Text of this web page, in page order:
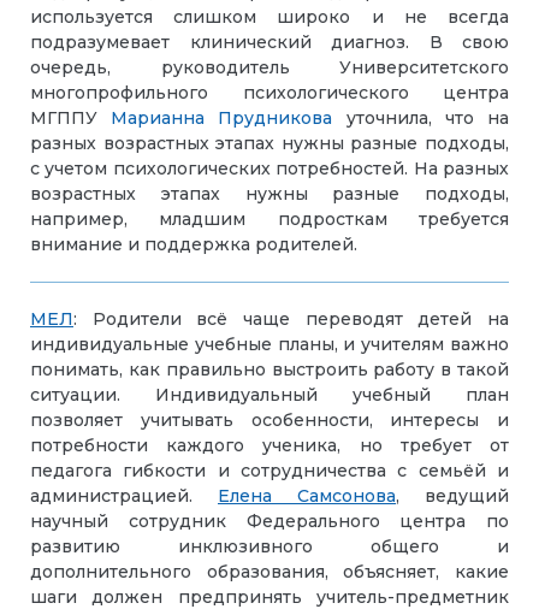
используется слишком широко и не всегда
подразумевает клинический диагноз. В свою
очередь, руководитель Университетского
многопрофильного психологического центра
МГППУ Марианна Прудникова уточнила, что на
разных возрастных этапах нужны разные подходы,
с учетом психологических потребностей. На разных
возрастных этапах нужны разные подходы,
например, младшим подросткам требуется
внимание и поддержка родителей.
МЕЛ: Родители всё чаще переводят детей на
индивидуальные учебные планы, и учителям важно
понимать, как правильно выстроить работу в такой
ситуации. Индивидуальный учебный план
позволяет учитывать особенности, интересы и
потребности каждого ученика, но требует от
педагога гибкости и сотрудничества с семьёй и
администрацией. Елена Самсонова, ведущий
научный сотрудник Федерального центра по
развитию инклюзивного общего и
дополнительного образования, объясняет, какие
шаги должен предпринять учитель-предметник